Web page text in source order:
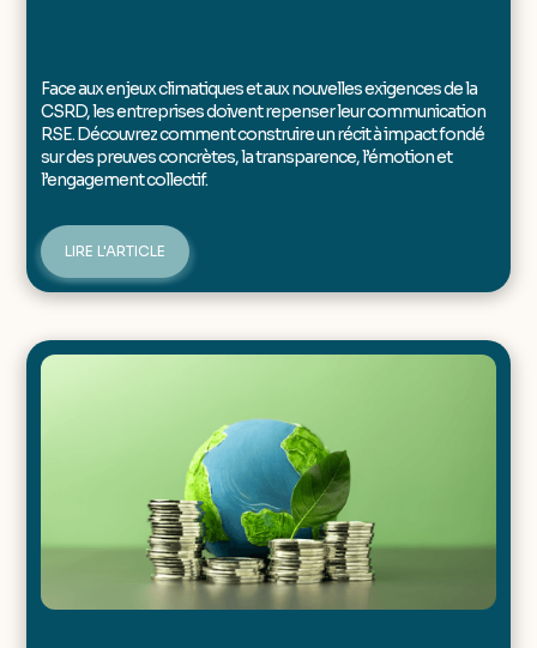
Face aux enjeux climatiques et aux nouvelles exigences de la
CSRD, les entreprises doivent repenser leur communication
RSE. Découvrez comment construire un récit à impact fondé
sur des preuves concrètes, la transparence, l’émotion et
l’engagement collectif.
LIRE L'ARTICLE